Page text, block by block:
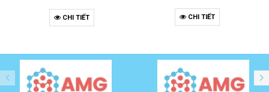
CHI TIẾT CHI TIẾT